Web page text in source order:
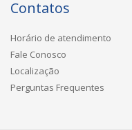
Contatos
Horário de atendimento
Fale Conosco
Localização
Perguntas Frequentes